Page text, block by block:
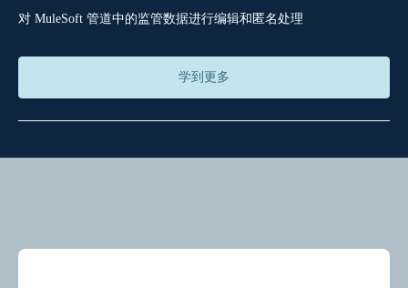
对 MuleSoft 管道中的监管数据进行编辑和匿名处理
学到更多